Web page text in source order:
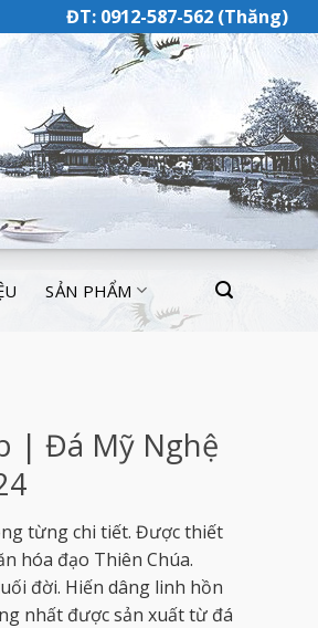
ĐT: 0912-587-562 (Thăng)
SẢN PHẨM
| Đá Mỹ Nghệ
từng chi tiết. Được thiết
hóa đạo Thiên Chúa.
đời. Hiến dâng linh hồn
nhất được sản xuất từ đá